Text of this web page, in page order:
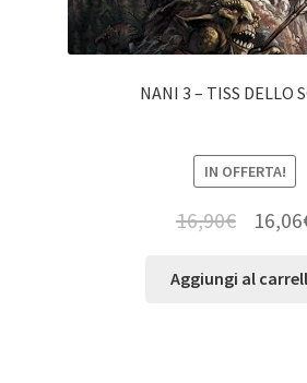
NANI 3 – TISS DELLO
IN OFFERTA!
16,90€ 16,06
Aggiungi al